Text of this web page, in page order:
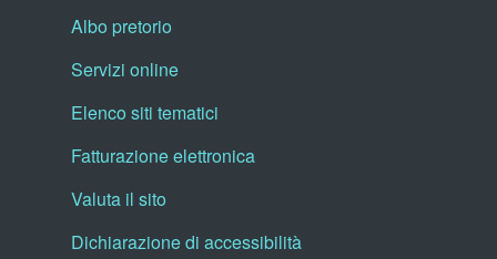
Albo pretorio
Servizi online
Elenco siti tematici
Fatturazione elettronica
Valuta il sito
Dichiarazione di accessibilità